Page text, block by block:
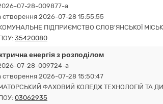
07-28-009877-a
створення 2026-07-28 15:55:55
ПІДПРИЄМСТВО СЛОВ'ЯНСЬКОЇ
35420080
енергія з розподілом
07-28-009724-a
створення 2026-07-28 15:50:47
ФАХОВИЙ КОЛЕДЖ ТЕХНОЛОГІЙ ТА
03062935